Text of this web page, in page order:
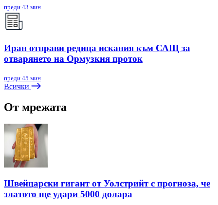
преди 43 мин
Иран отправи редица искания към САЩ за
отварянето на Ормузкия проток
преди 45 мин
Всички
От мрежата
Швейцарски гигант от Уолстрийт с прогноза, че
златото ще удари 5000 долара